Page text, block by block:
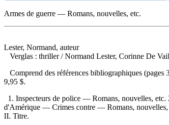
Armes de guerre — Romans, nouvelles, etc.
Lester, Normand, auteur
Verglas : thriller/ Normand Lester, Corinne De
Comprend des références bibliographiques
9,95 $.
1. Inspecteurs de police — Romans, nouvelles,
d'Amérique — Crimes contre — Romans, nouvelles,
II. Titre.